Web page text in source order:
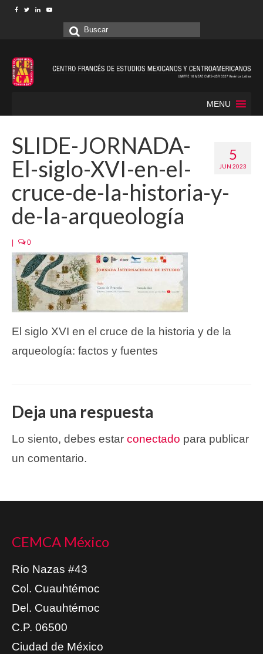
Buscar
MENU
5
JUN 2023
SLIDE-JORNADA-
El-siglo-XVI-en-el-
cruce-de-la-historia-y-
de-la-arqueología
0
El siglo XVI en el cruce de la historia y de la
arqueología: factos y fuentes
Deja una respuesta
Lo siento, debes estar conectado para publicar
un comentario.
CEMCA México
Río Nazas #43
Col. Cuauhtémoc
Del. Cuauhtémoc
C.P. 06500
Ciudad de México